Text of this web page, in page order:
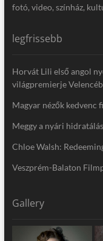
fotó, video, színház,
legfrissebb
Horvát Lili első angol
világpremierje
Magyar nézők kedvenc
Meggy a nyári
Chloe Walsh:
Veszprém-Balaton
Gallery